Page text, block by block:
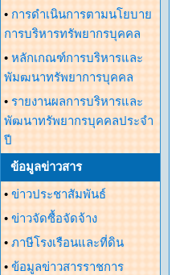
• การดำเนินการตามนโยบาย
การบริหารทรัพยากรบุคคล
• หลักเกณฑ์การบริหารและ
พัมฒนาทรัพยาการบุคคล
• รายงานผลการบริหารและ
พัฒนาทรัพยากรบุคคลประจำ
ปี
ข้อมูลข่าวสาร
• ข่าวประชาสัมพันธ์
• ข่าวจัดซื้อจัดจ้าง
• ภาษีโรงเรือนและที่ดิน
• ข้อมูลข่าวสารราชการ